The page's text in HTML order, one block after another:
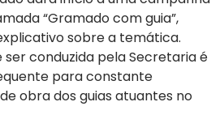
“Gramado com guia”,
sobre a temática.
conduzida pela Secretaria é
para constante
obra dos guias atuantes no